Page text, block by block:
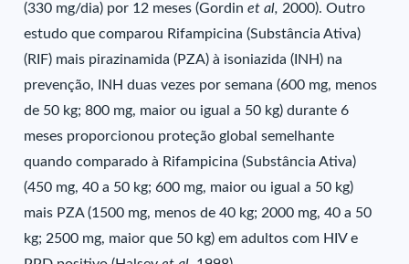
(330 mg/dia) por 12 meses (Gordinet al, 2000). Outro
estudo que comparou Rifampicina (Substância Ativa)
(RIF) mais pirazinamida (PZA) à isoniazida (INH) na
prevenção, INH duas vezes por semana (600 mg, menos
de 50 kg; 800 mg, maior ou igual a 50 kg) durante 6
meses proporcionou proteção global semelhante
quando comparado à Rifampicina (Substância Ativa)
(450 mg, 40 a 50 kg; 600 mg, maior ou igual a 50 kg)
mais PZA (1500 mg, menos de 40 kg; 2000 mg, 40 a 50
kg; 2500 mg, maior que 50 kg) em adultos com HIV e